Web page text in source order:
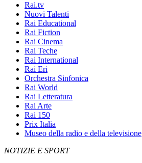
Rai.tv
Nuovi Talenti
Rai Educational
Rai Fiction
Rai Cinema
Rai Teche
Rai International
Rai Eri
Orchestra Sinfonica
Rai World
Rai Letteratura
Rai Arte
Rai 150
Prix Italia
Museo della radio e della televisione
NOTIZIE E SPORT